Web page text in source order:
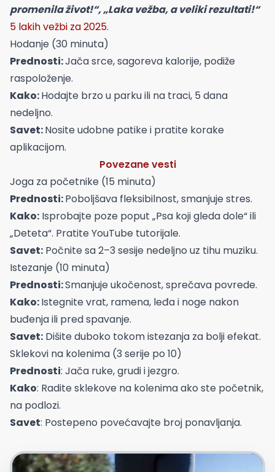
promenila život!“, „Laka vežba, a veliki rezultati!“
5 lakih vežbi za 2025.
Hodanje (30 minuta)
Prednosti:Jača srce, sagoreva kalorije, podiže
raspoloženje.
Kako:Hodajte brzo u parku ili na traci, 5 dana
nedeljno.
Savet:Nosite udobne patike i pratite korake
aplikacijom.
Povezane vesti
Joga za početnike (15 minuta)
Prednosti:Poboljšava fleksibilnost, smanjuje stres.
Kako: Isprobajte poze poput „Psa koji gleda dole“ ili
„Deteta“. Pratite YouTube tutorijale.
Savet: Počnite sa 2–3 sesije nedeljno uz tihu muziku.
Istezanje (10 minuta)
Prednosti:Smanjuje ukočenost, sprečava povrede.
Kako:Istegnite vrat, ramena, leđa i noge nakon
buđenja ili pred spavanje.
Savet: Dišite duboko tokom istezanja za bolji efekat.
Sklekovi na kolenima (3 serije po 10)
Prednosti: Jača ruke, grudi i jezgro.
Kako: Radite sklekove na kolenima ako ste početnik,
na podlozi.
Savet: Postepeno povećavajte broj ponavljanja.